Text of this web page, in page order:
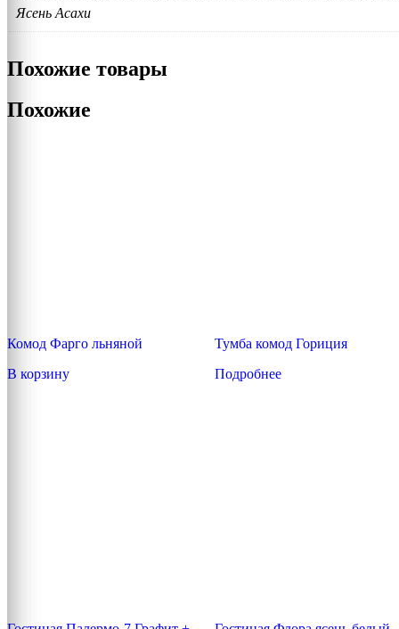
Ясень Асахи
Похожие товары
Похожие
Комод Фарго льняной
В корзину
Тумба комод Гориция
Подробнее